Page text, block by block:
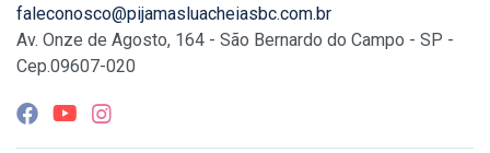
faleconosco@pijamasluacheiasbc.com.br
Av. Onze de Agosto, 164 - São Bernardo do Campo - SP -
Cep.09607-020